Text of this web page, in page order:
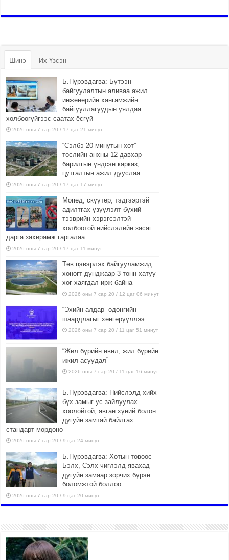
Шинэ Их Үзсэн
Б.Пүрэвдагва: Бүтээн
байгуулалтын аливаа ажил
инженерийн хангамжийн
байгууллагуудын уялдаа
холбоогүйгээс саатах ёсгүй
2026 оны 7 сар 20 / 17 цаг 21 минут
“Сэлбэ 20 минутын хот”
төслийн анхны 12 давхар
барилгын үндсэн карказ,
цутгалтын ажил дууслаа
2026 оны 7 сар 20 / 17 цаг 17 минут
Мопед, скүүтер, тэдгээртэй
адилтгах үзүүлэлт бүхий
тээврийн хэрэгсэлтэй
холбоотой нийслэлийн засаг
дарга захирамж гаргалаа
2026 оны 7 сар 20 / 17 цаг 11 минут
Төв цэвэрлэх байгууламжид
хоногт дунджаар 3 тонн хатуу
хог хаягдал ирж байна
2026 оны 7 сар 20 / 12 цаг 06 минут
“Эхийн алдар” одонгийн
шаардлагыг хөнгөрүүллээ
2026 оны 7 сар 20 / 11 цаг 51 минут
“Жил бүрийн өвөл, жил бүрийн
ижил асуудал”
2026 оны 7 сар 20 / 11 цаг 16 минут
Б.Пүрэвдагва: Нийслэлд хийх
бүх замыг ус зайлуулах
хоолойтой, явган хүний болон
дугуйн замтай байлгах
стандарт мөрдөнө
2026 оны 7 сар 20 / 9 цаг 24 минут
Б.Пүрэвдагва: Хотын төвөөс
Бэлх, Сэлх чиглэлд явахад
дугуйн замаар зорчих бүрэн
боломжтой боллоо
2026 оны 7 сар 20 / 9 цаг 20 минут
шугам хоолойн ажил 80
хувьтай үргэлжилж байна
2026 оны 7 сар 20 / 9 цаг 14 минут